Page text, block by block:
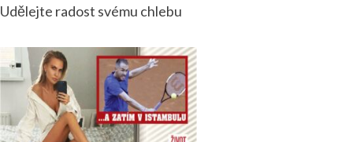
Udělejte radost svému chlebu